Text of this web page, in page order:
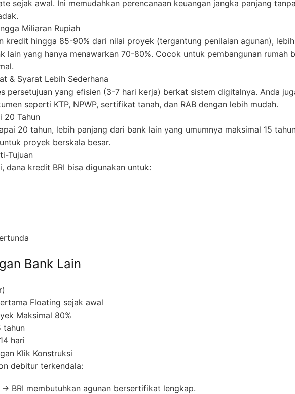
sejak awal. Ini memudahkan perencanaan keuangan jangka panjang
Miliaran Rupiah
kredit hingga 85-90% dari nilai proyek (tergantung penilaian agunan),
lain yang hanya menawarkan 70-80%. Cocok untuk pembangunan rumah
& Syarat Lebih Sederhana
persetujuan yang efisien (3-7 hari kerja) berkat sistem digitalnya. Anda
seperti KTP, NPWP, sertifikat tanah, dan RAB dengan lebih mudah.
20 Tahun
20 tahun, lebih panjang dari bank lain yang umumnya maksimal 15
proyek berskala besar.
Tujuan
dana kredit BRI bisa digunakan untuk:
Bank Lain
Floating sejak awal
Maksimal 80%
tahun
hari
Klik Konstruksi
debitur terkendala:
BRI membutuhkan agunan bersertifikat lengkap.